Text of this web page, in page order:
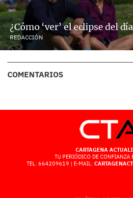
¿Cómo ‘ver’ el eclipse del
REDACCIÓN
COMENTARIOS
CARTAGENA
TU PERIÓDICO DE CONFIANZA
TEL: 664209619 | E-MAIL: